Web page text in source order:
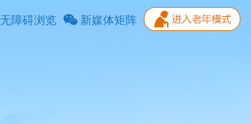
无障碍浏览 新媒体矩阵